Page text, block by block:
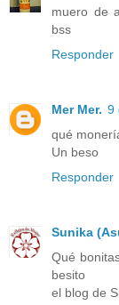
muero de
bss
Responder
Mer Mer. 9
qué
Un beso
Responder
Sunika
Qué
besito
el blog de